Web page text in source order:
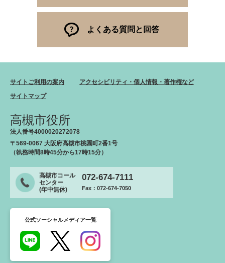
よくある質問と回答
サイトご利用の案内
アクセシビリティ・個人情報・著作権など
サイトマップ
高槻市役所
法人番号4000020272078
〒569-0067 大阪府高槻市桃園町2番1号
（執務時間8時45分から17時15分）
高槻市コール
センター
(年中無休)
072-674-7111
Fax：072-674-7050
公式ソーシャルメディア一覧